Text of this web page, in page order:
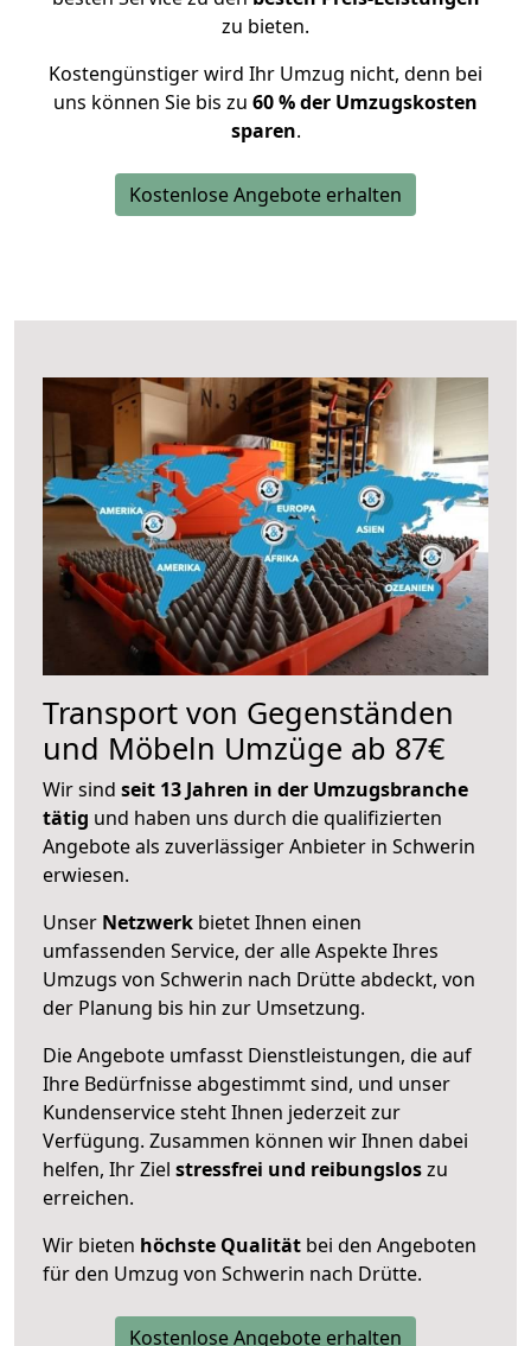
zu bieten.
Kostengünstiger wird Ihr Umzug nicht, denn bei
uns können Sie bis zu 60 % der Umzugskosten
sparen.
Kostenlose Angebote erhalten
Transport von Gegenständen
und Möbeln Umzüge ab 87€
Wir sind seit 13 Jahren in der Umzugsbranche
tätig und haben uns durch die qualifizierten
Angebote als zuverlässiger Anbieter in Schwerin
erwiesen.
Unser Netzwerk bietet Ihnen einen
umfassenden Service, der alle Aspekte Ihres
Umzugs von Schwerin nach Drütte abdeckt, von
der Planung bis hin zur Umsetzung.
Die Angebote umfasst Dienstleistungen, die auf
Ihre Bedürfnisse abgestimmt sind, und unser
Kundenservice steht Ihnen jederzeit zur
Verfügung. Zusammen können wir Ihnen dabei
helfen, Ihr Ziel stressfrei und reibungsloszu
erreichen.
Wir bieten höchste Qualität bei den Angeboten
für den Umzug von Schwerin nach Drütte.
Kostenlose Angebote erhalten